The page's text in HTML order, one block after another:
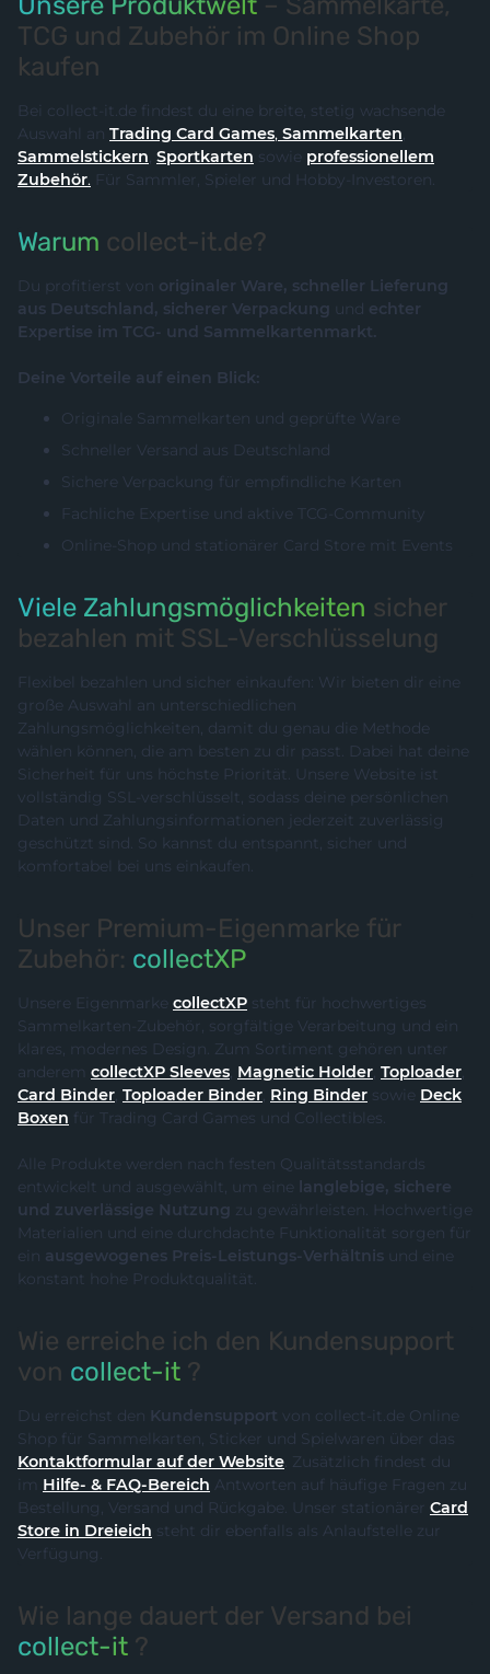
TCG und Zubehör im Online Shop
kaufen
Bei collect-it.de findest du eine breite, stetig wachsende
Auswahl an
Trading Card Games, Sammelkarten,
Sammelstickern, Sportkarten sowie professionellem
Zubehör. Für Sammler, Spieler und Hobby-Investoren.
Warum collect-it.de?
Du profitierst von originaler Ware, schneller Lieferung
aus Deutschland, sicherer Verpackung und echter
Expertise im TCG- und Sammelkartenmarkt.
Deine Vorteile auf einen Blick:
Originale Sammelkarten und geprüfte Ware
Schneller Versand aus Deutschland
Sichere Verpackung für empfindliche Karten
Fachliche Expertise und aktive TCG-Community
Online-Shop und stationärer Card Store mit Events
Viele Zahlungsmöglichkeiten sicher
bezahlen mit SSL-Verschlüsselung
Flexibel bezahlen und sicher einkaufen: Wir bieten dir eine
große Auswahl an unterschiedlichen
Zahlungsmöglichkeiten, damit du genau die Methode
wählen können, die am besten zu dir passt. Dabei hat deine
Sicherheit für uns höchste Priorität. Unsere Website ist
vollständig SSL-verschlüsselt, sodass deine persönlichen
Daten und Zahlungsinformationen jederzeit zuverlässig
geschützt sind. So kannst du entspannt, sicher und
komfortabel bei uns einkaufen.
Unser Premium-Eigenmarke für
Zubehör: collectXP
Unsere Eigenmarke collectXP steht für hochwertiges
Sammelkarten-Zubehör, sorgfältige Verarbeitung und ein
klares, modernes Design. Zum Sortiment gehören unter
anderem collectXP Sleeves, Magnetic Holder, Toploader,
Card Binder, Toploader Binder, Ring Binder sowie Deck
Boxen für Trading Card Games und Collectibles.
Alle Produkte werden nach festen Qualitätsstandards
entwickelt und ausgewählt, um eine langlebige, sichere
und zuverlässige Nutzung zu gewährleisten. Hochwertige
Materialien und eine durchdachte Funktionalität sorgen für
ein ausgewogenes Preis-Leistungs-Verhältnis und eine
konstant hohe Produktqualität.
Wie erreiche ich den Kundensupport
von collect-it ?
Du erreichst den Kundensupport von collect-it.de Online
Shop für Sammelkarten, Sticker und Spielwaren über das
Kontaktformular auf der Website. Zusätzlich findest du
im Hilfe- & FAQ-Bereich Antworten auf häufige Fragen zu
Bestellung, Versand und Rückgabe. Unser stationärer Card
Store in Dreieich steht dir ebenfalls als Anlaufstelle zur
Verfügung.
Wie lange dauert der Versand bei
collect-it ?